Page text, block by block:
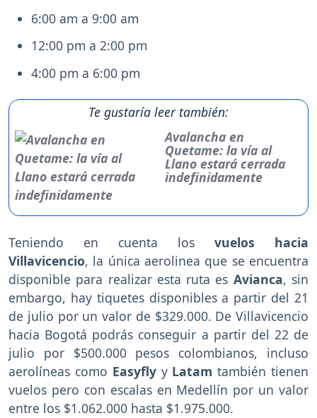
6:00 am a 9:00 am
12:00 pm a 2:00 pm
4:00 pm a 6:00 pm
Te gustaría leer también:
Avalancha en
Quetame: la vía al
Llano estará cerrada
indefinidamente
Teniendo en cuenta los vuelos hacia
Villavicencio, la única aerolinea que se encuentra
disponible para realizar esta ruta es Avianca, sin
embargo, hay tiquetes disponibles a partir del 21
de julio por un valor de $329.000. De Villavicencio
hacia Bogotá podrás conseguir a partir del 22 de
julio por $500.000 pesos colombianos, incluso
aerolíneas como Easyfly y Latamtambién tienen
vuelos pero con escalas en Medellín por un valor
entre los $1.062.000 hasta $1.975.000.